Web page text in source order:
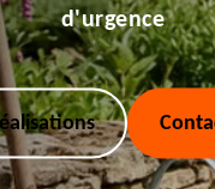
d'urgence